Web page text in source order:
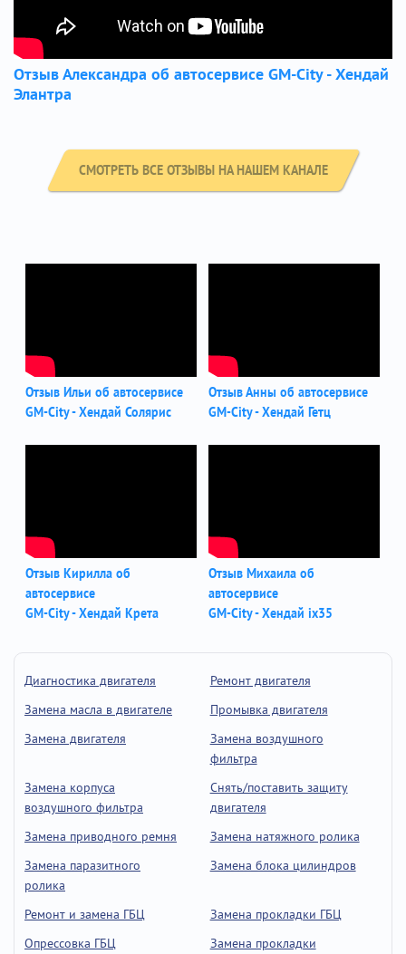
Отзыв Александра об автосервисе GM-City - Хендай
Элантра
СМОТРЕТЬ ВСЕ ОТЗЫВЫ НА НАШЕМ КАНАЛЕ
Отзыв Ильи об автосервисе
GM-City - Хендай Солярис
Отзыв Анны об автосервисе
GM-City - Хендай Гетц
Отзыв Кирилла об
автосервисе
GM-City - Хендай Крета
Отзыв Михаила об
автосервисе
GM-City - Хендай ix35
Диагностика двигателя
Ремонт двигателя
Замена масла в двигателе
Промывка двигателя
Замена двигателя
Замена воздушного
фильтра
Замена корпуса
воздушного фильтра
Снять/поставить защиту
двигателя
Замена приводного ремня
Замена натяжного ролика
Замена паразитного
ролика
Замена блока цилиндров
Ремонт и замена ГБЦ
Замена прокладки ГБЦ
Опрессовка ГБЦ
Замена прокладки